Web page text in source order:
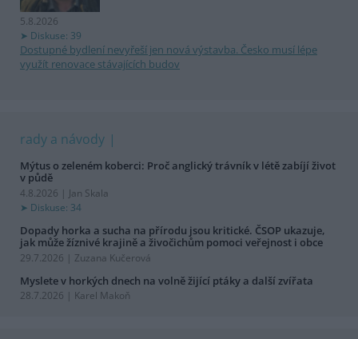
5.8.2026
Diskuse: 39
Dostupné bydlení nevyřeší jen nová výstavba. Česko musí lépe
využít renovace stávajících budov
rady a návody
Mýtus o zeleném koberci: Proč anglický trávník v létě zabíjí život
v půdě
4.8.2026 | Jan Skala
Diskuse: 34
Dopady horka a sucha na přírodu jsou kritické. ČSOP ukazuje,
jak může žíznivé krajině a živočichům pomoci veřejnost i obce
29.7.2026 | Zuzana Kučerová
Myslete v horkých dnech na volně žijící ptáky a další zvířata
28.7.2026 | Karel Makoň